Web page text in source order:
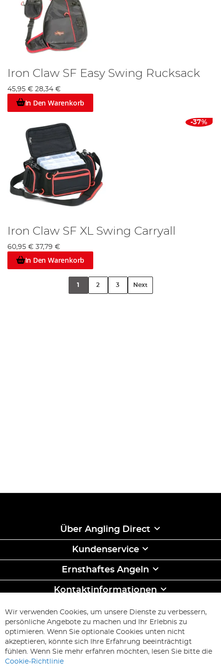
Iron Claw SF Easy Swing Rucksack
45,95 € 28,34 €
In Den Warenkorb
-37%
Iron Claw SF XL Swing Carryall
60,95 € 37,79 €
In Den Warenkorb
1 2 3 Next
Über Angling Direct
Kundenservice
Ernsthaftes Angeln
Kontaktinformationen
ABONNIEREN & SPAREN
Melden
Sie
unseren
Newsletter
Abonnieren
Wir verwenden Cookies, um unsere Dienste zu verbessern,
persönliche Angebote zu machen und Ihr Erlebnis zu
optimieren. Wenn Sie optionale Cookies unten nicht
akzeptieren, könnte sich Ihre Erfahrung beeinträchtigt
fühlen. Wenn Sie mehr erfahren möchten, lesen Sie bitte die
Cookie-Richtlinie